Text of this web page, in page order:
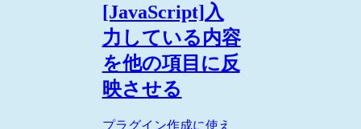
[JavaScript]入
力している内容
を他の項目に反
映させる
プラグイン作成に使え